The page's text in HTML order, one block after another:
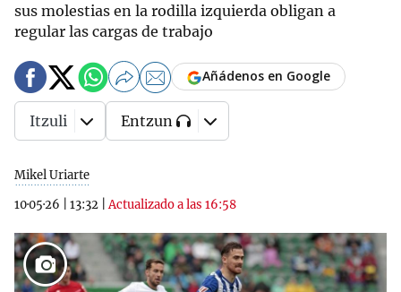
sus molestias en la rodilla izquierda obligan a
regular las cargas de trabajo
Mikel Uriarte
10·05·26
13:32 |Actualizado a las 16:58
Añádenos en Google
Itzuli Entzun